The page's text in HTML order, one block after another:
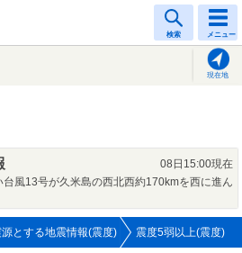
検索 メニュー
現在地
08日15:00現在
台風13号が久米島の西北西約170kmを西に進ん
とする地震情報(震度) 震度5弱以上(震度)